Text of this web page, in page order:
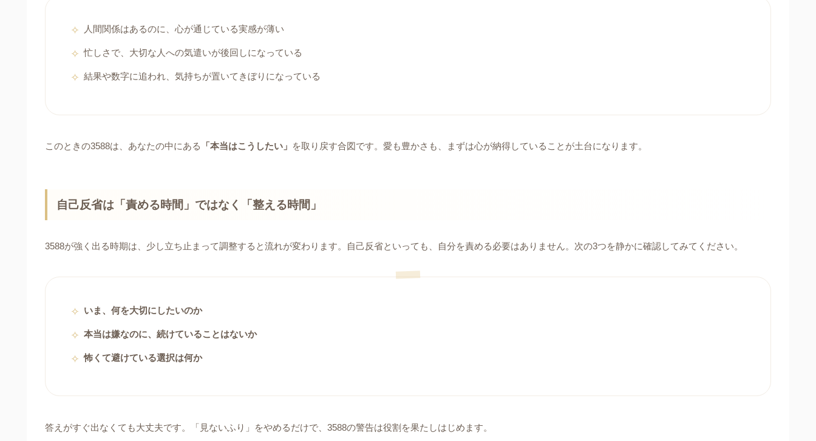
人間関係はあるのに、心が通じている実感が薄い
忙しさで、大切な人への気遣いが後回しになっている
結果や数字に追われ、気持ちが置いてきぼりになっている
このときの3588は、あなたの中にある 「本当はこうしたい」 を取り戻す合図です。愛も豊かさも、まずは心が納得していることが土台になります。
自己反省は「責める時間」ではなく「整える時間」
3588が強く出る時期は、少し立ち止まって調整すると流れが変わります。自己反省といっても、自分を責める必要はありません。次の3つを静かに確認してみてください。
いま、何を大切にしたいのか
本当は嫌なのに、続けていることはないか
怖くて避けている選択は何か
答えがすぐ出なくても大丈夫です。「見ないふり」をやめるだけで、3588の警告は役割を果たしはじめます。